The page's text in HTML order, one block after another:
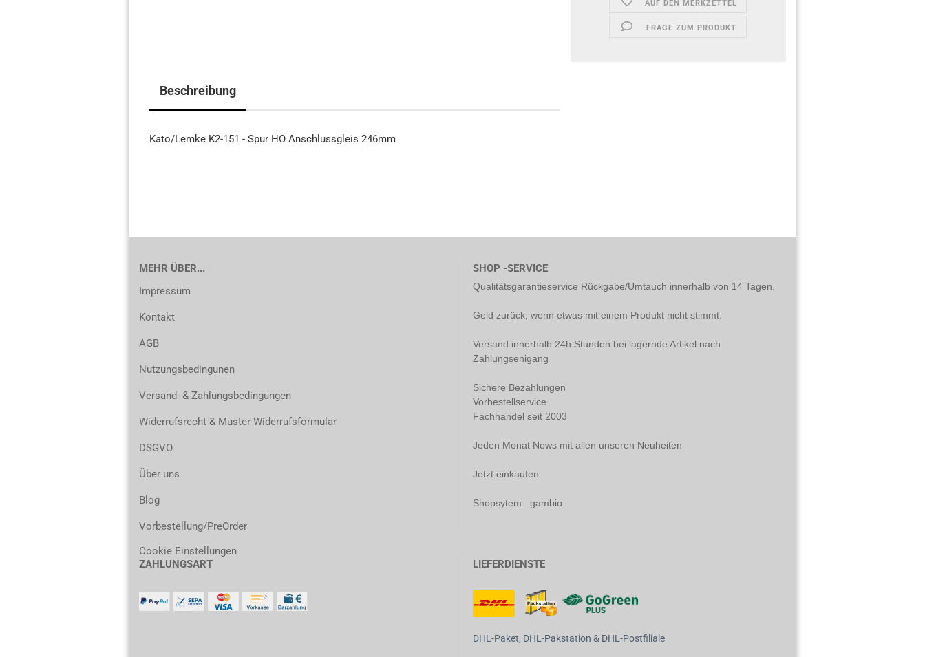
AUF DEN MERKZETTEL
FRAGE ZUM PRODUKT
Beschreibung
Kato/Lemke K2-151 - Spur HO Anschlussgleis 246mm
MEHR ÜBER...
Impressum
Kontakt
AGB
Nutzungsbedingunen
Versand- & Zahlungsbedingungen
Widerrufsrecht & Muster-Widerrufsformular
DSGVO
Über uns
Blog
Vorbestellung/PreOrder
Cookie Einstellungen
SHOP -SERVICE
Qualitätsgarantieservice Rückgabe/Umtauch innerhalb von 14 Tagen.
Geld zurück, wenn etwas mit einem Produkt nicht stimmt.
Versand innerhalb 24h Stunden bei lagernde Artikel nach
Zahlungsenigang
Sichere Bezahlungen
Vorbestellservice
Fachhandel seit 2003
Jeden Monat News mit allen unseren Neuheiten
Jetzt einkaufen
Shopsytem gambio
ZAHLUNGSART LIEFERDIENSTE
DHL-Paket, DHL-Pakstation & DHL-Postfiliale